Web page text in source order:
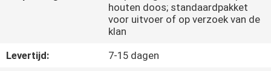
NIEUWS
houten doos; standaardpakket
voor uitvoer of op verzoek van de
klan
Levertijd:
7-15 dagen